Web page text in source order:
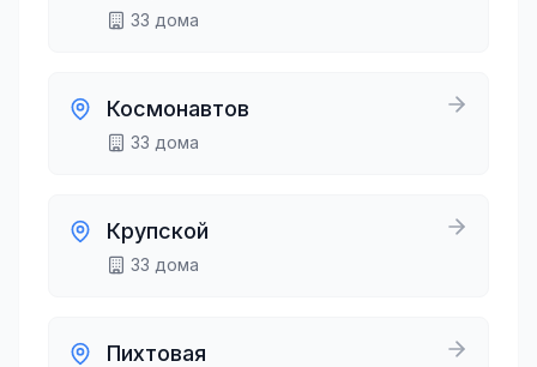
33 дома
Космонавтов
33 дома
Крупской
33 дома
Пихтовая